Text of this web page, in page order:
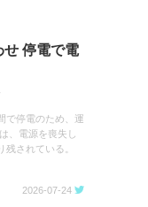
停電で電
で停電のため、運
、電源を喪失し
残されている。
2026-07-24